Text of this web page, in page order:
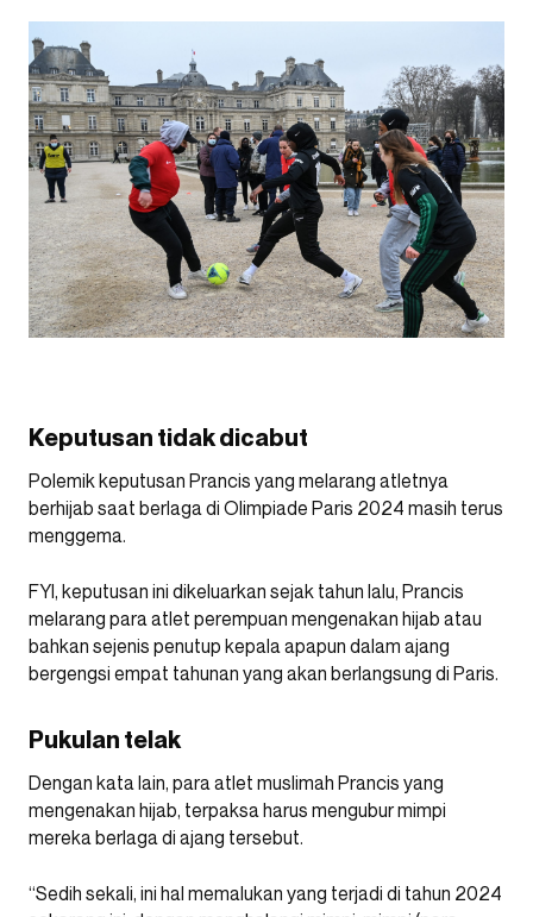
Keputusan tidak dicabut
Polemik keputusan Prancis yang melarang atletnya
berhijab saat berlaga di Olimpiade Paris 2024 masih terus
menggema.
FYI, keputusan ini dikeluarkan sejak tahun lalu, Prancis
melarang para atlet perempuan mengenakan hijab atau
bahkan sejenis penutup kepala apapun dalam ajang
bergengsi empat tahunan yang akan berlangsung di Paris.
Pukulan telak
Dengan kata lain, para atlet muslimah Prancis yang
mengenakan hijab, terpaksa harus mengubur mimpi
mereka berlaga di ajang tersebut.
“Sedih sekali, ini hal memalukan yang terjadi di tahun 2024